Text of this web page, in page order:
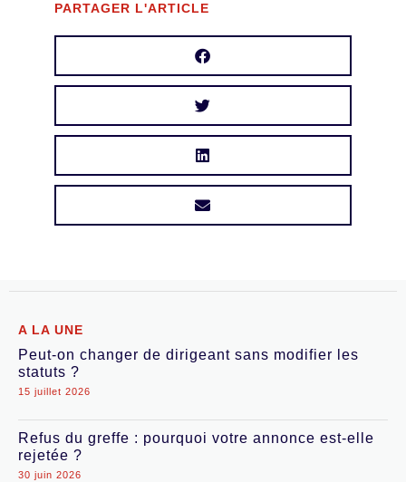
PARTAGER L'ARTICLE
A LA UNE
Peut-on changer de dirigeant sans modifier les
statuts ?
15 juillet 2026
Refus du greffe : pourquoi votre annonce est-elle
rejetée ?
30 juin 2026